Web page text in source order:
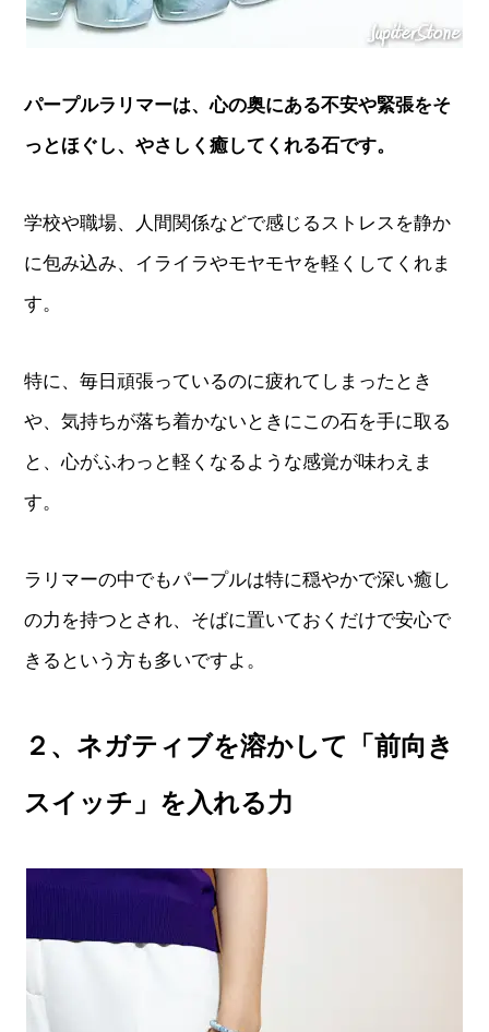
パープルラリマーは、心の奥にある不安や緊張をそ
っとほぐし、やさしく癒してくれる石です。
学校や職場、人間関係などで感じるストレスを静か
に包み込み、イライラやモヤモヤを軽くしてくれま
す。
特に、毎日頑張っているのに疲れてしまったとき
や、気持ちが落ち着かないときにこの石を手に取る
と、心がふわっと軽くなるような感覚が味わえま
す。
ラリマーの中でもパープルは特に穏やかで深い癒し
の力を持つとされ、そばに置いておくだけで安心で
きるという方も多いですよ。
２、ネガティブを溶かして「前向き
スイッチ」を入れる力